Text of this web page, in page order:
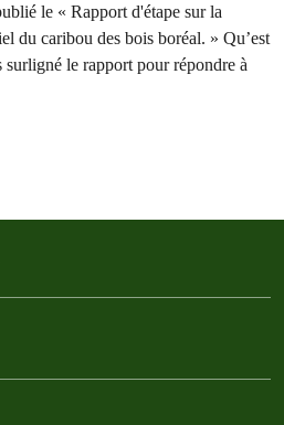
le « Rapport d'étape sur la
du caribou des bois boréal. » Qu’est
le rapport pour répondre à